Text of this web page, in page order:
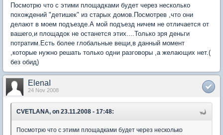
Посмотрю что с этими площадками будет через несколько
похождений "детишек" из старых домов.Посмотрев ,что они
делают в моем подъезде.А мой подъезд ничем не отличается от
вашего,и площадок не останется этих....Только зря деньги
потратим.Есть более глобальные вещи,в данный момент
,которые нужно решать только одни разговоры ,а желающих нет.(
без обид)
ElenaI
24 Nov 2008
CVETLANA, on 23.11.2008 - 17:48:
Посмотрю что с этими площадками будет через несколько